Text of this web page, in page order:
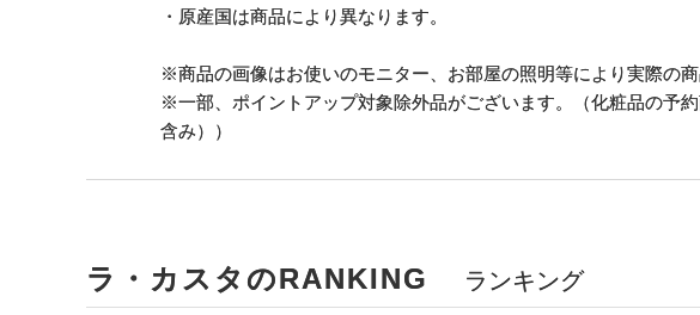
・原産国は商品により異なります。
※商品の画像はお使いのモニター、お部屋の照明等により実際の
※一部、ポイントアップ対象除外品がございます。（化粧品の予
含み））
ラ・カスタのRANKING ランキング